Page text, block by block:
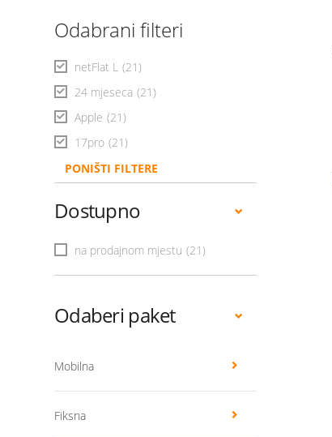
Odabrani filteri
netFlat L (21)
24 mjeseca (21)
Apple (21)
17pro (21)
PONIŠTI FILTERE
Dostupno
na prodajnom mjestu (21)
Odaberi paket
Mobilna
Fiksna